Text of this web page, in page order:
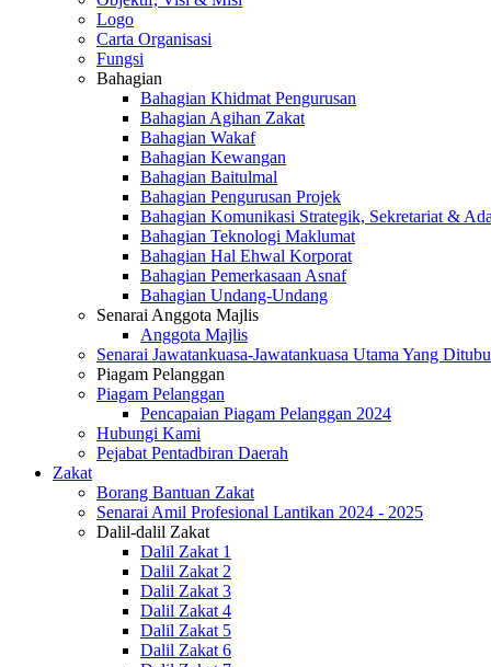
Logo
Carta Organisasi
Fungsi
Bahagian
Bahagian Khidmat Pengurusan
Bahagian Agihan Zakat
Bahagian Wakaf
Bahagian Kewangan
Bahagian Baitulmal
Bahagian Pengurusan Projek
Bahagian Komunikasi Strategik, Sekretariat &
Bahagian Teknologi Maklumat
Bahagian Hal Ehwal Korporat
Bahagian Pemerkasaan Asnaf
Bahagian Undang-Undang
Senarai Anggota Majlis
Anggota Majlis
Senarai Jawatankuasa-Jawatankuasa Utama Yang
Piagam Pelanggan
Piagam Pelanggan
Pencapaian Piagam Pelanggan 2024
Hubungi Kami
Pejabat Pentadbiran Daerah
Zakat
Borang Bantuan Zakat
Senarai Amil Profesional Lantikan 2024 - 2025
Dalil-dalil Zakat
Dalil Zakat 1
Dalil Zakat 2
Dalil Zakat 3
Dalil Zakat 4
Dalil Zakat 5
Dalil Zakat 6